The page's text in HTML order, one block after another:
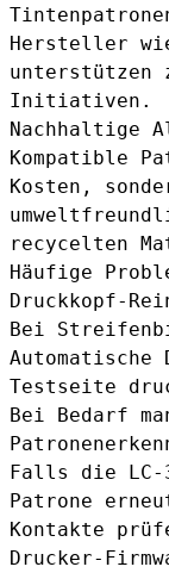
Hersteller wie
unterstützen
Initiativen.
Nachhaltige
Kompatible
Kosten,
recycelten
Häufige
Druckkopf-
Bei
Automatische
Testseite
Bei Bedarf
Falls die LC-
Patrone
Kontakte
Drucker-